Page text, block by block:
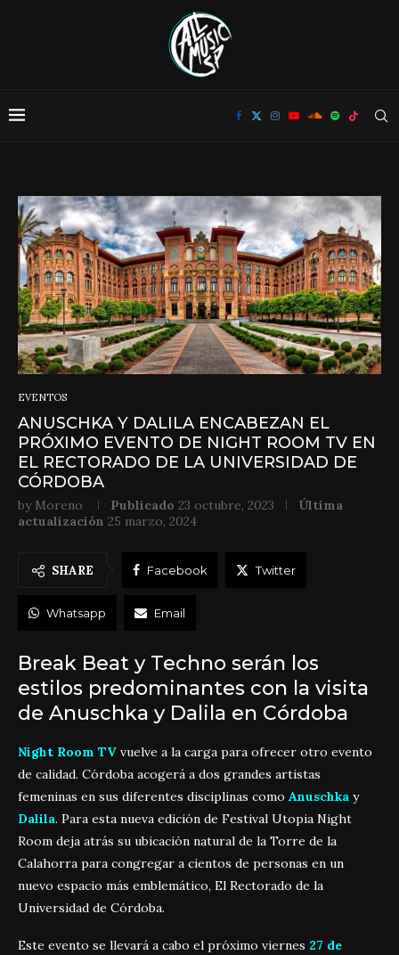
EVENTOS
ANUSCHKA Y DALILA ENCABEZAN EL
PRÓXIMO EVENTO DE NIGHT ROOM TV EN
EL RECTORADO DE LA UNIVERSIDAD DE
CÓRDOBA
by Moreno Publicado 23 octubre, 2023
Última
actualización 25 marzo, 2024
SHARE Facebook Twitter
Whatsapp Email
Break Beat y Techno serán los
estilos predominantes con la visita
de Anuschka y Dalila en Córdoba
Night Room TV vuelve a la carga para ofrecer otro evento
de calidad. Córdoba acogerá a dos grandes artistas
femeninas en sus diferentes disciplinas como Anuschka y
Dalila. Para esta nueva edición de Festival Utopia Night
Room deja atrás su ubicación natural de la Torre de la
Calahorra para congregar a cientos de personas en un
nuevo espacio más emblemático, El Rectorado de la
Universidad de Córdoba.
Este evento se llevará a cabo el próximo viernes 27 de